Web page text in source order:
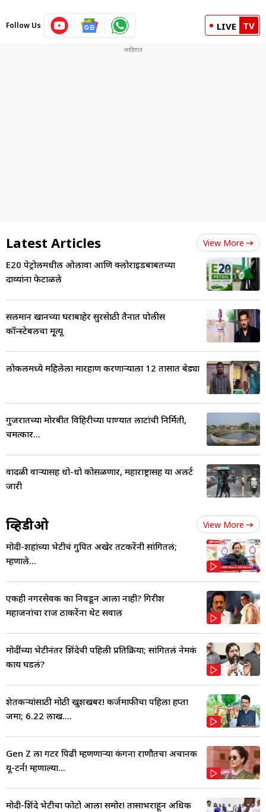
Follow Us LIVE TV
Latest Articles View More
E20 पेट्रोलमधील ओलावा आणि क्लोराइडबाबतच्या
दाव्यांना फेटाळले
सलमान खानच्या घराबाहेर सुरक्षेसाठी तैनात पोलीस
कॉन्स्टेबलचा मृ्त्यू
लोकलमध्ये महिलेला मारहाण करणाऱ्याला 12 तासात बेड्या
गुजरातच्या मोरबीत विहिरीच्या पाण्यात लाटांची निर्मिती,
चमत्कार...
वादळी वाऱ्यासह धो-धो कोसळणार, महाराष्ट्रासह या अलर्ट
जारी
व्हिडीओ View More
मोदी-शहांच्या भेटीचं गुपित अखेर तटकरेंनी सांगितलं;
म्हणाले...
एकही नगरसेवक का निवडून आला नाही? गिरीश
महाजनांचा राज ठाकरेंना थेट सवाल
मोदींच्या भेटीनंतर शिंदेची पहिली प्रतिक्रिया; सांगितलं नेमकं
काय घडलं?
शेतकऱ्यांसाठी मोठी खुशखबर! कर्जमाफीचा पहिला हप्ता
जमा; 6.22 लाख....
Gen Z ला गटर पिढी म्हणणाऱ्या कंगना राणौतचा अचानक
यू-टर्न! म्हणाल्या...
मोदी-शिंदे भेटीचा फोटो आला समोर! तासाभराहून अधिक